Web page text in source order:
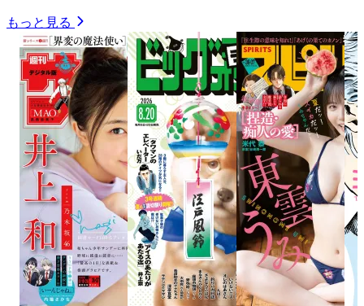
もっと見る